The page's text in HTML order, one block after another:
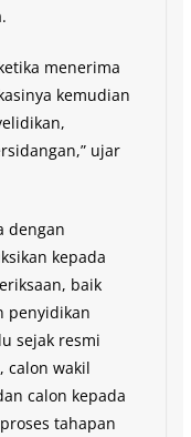
menerima
kemudian
ujar
dengan
kepada
baik
penyidikan
sejak resmi
calon wakil
calon kepada
tahapan